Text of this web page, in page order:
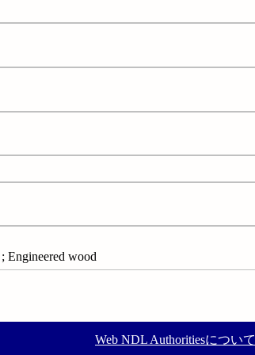
wood
Web NDL Authoritiesについて